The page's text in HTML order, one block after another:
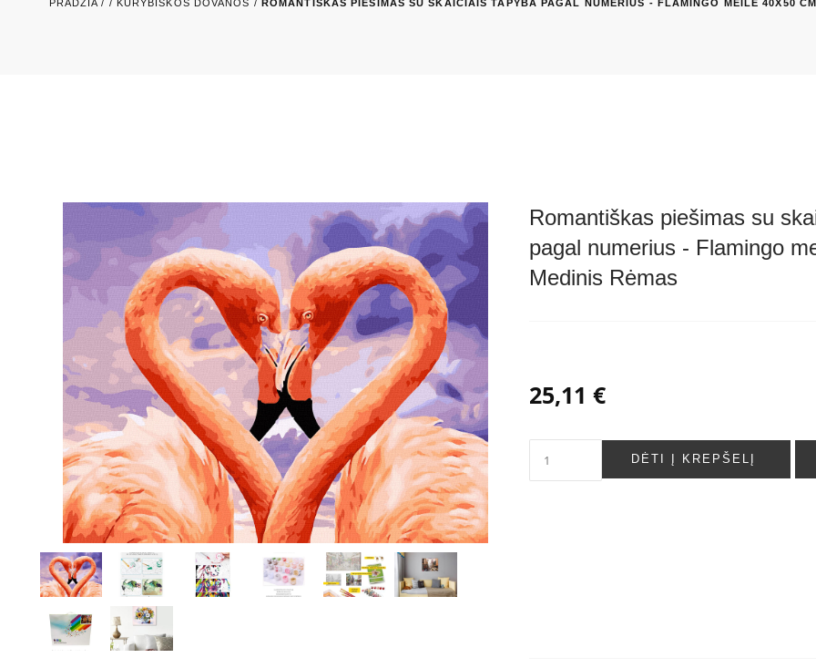
PRADŽIA / / KŪRYBIŠKOS DOVANOS / ROMANTIŠKAS PIEŠIMAS SU SKAIČIAIS TAPYBA PAGAL NUMERIUS - FLAMINGO MEILĖ 40X50
Romantiškas piešimas su
pagal numerius - Flamingo
Medinis Rėmas
25,11 €
DĖTI Į KREPŠELĮ